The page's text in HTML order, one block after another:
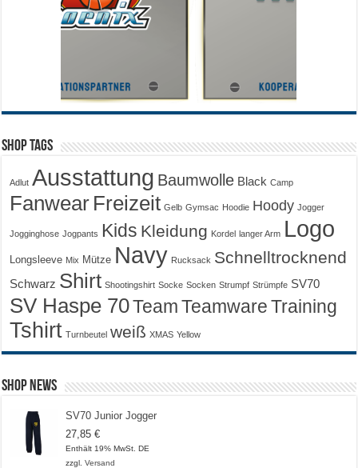
Shop Tags
Adlut Ausstattung Baumwolle Black Camp
Fanwear Freizeit Gelb Gymsac Hoodie Hoody Jogger
Jogginghose Jogpants Kids Kleidung Kordel langer Arm Logo
Longsleeve Mix Mütze Navy Rucksack Schnelltrocknend
Schwarz Shirt Shootingshirt Socke Socken Strumpf Strümpfe SV70
SV Haspe 70Team Teamware Training
Tshirt Turnbeutel weiß XMAS Yellow
Shop News
SV70 Junior Jogger
27,85€
Enthält 19% MwSt. DE
zzgl.Versand